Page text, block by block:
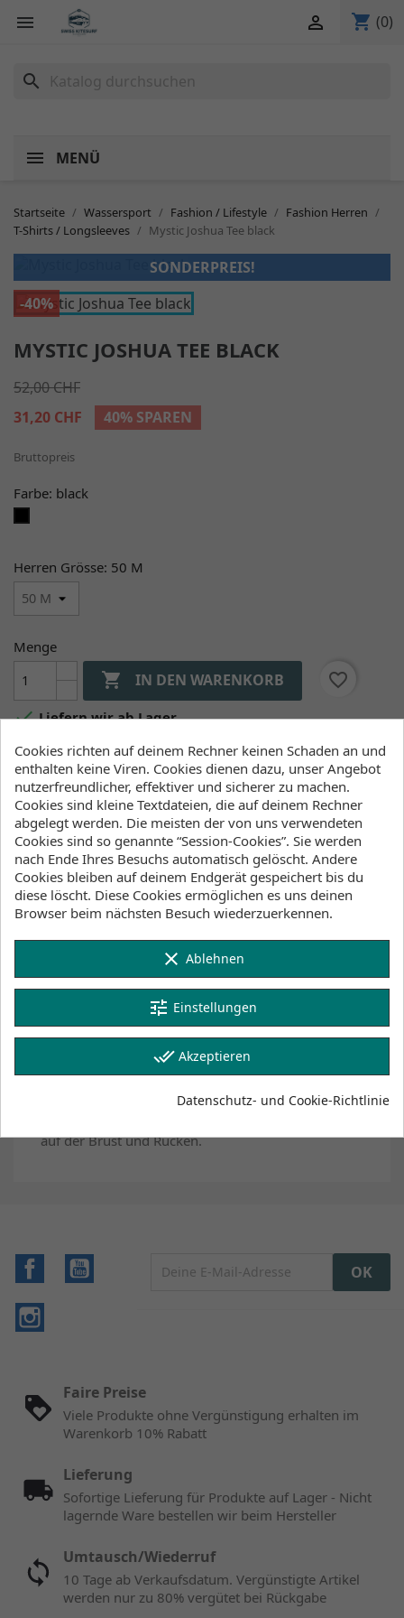
 shopping_cart (0)

search
MENÜ
Startseite Wassersport Fashion / Lifestyle
Fashion Herren
T-Shirts / Longsleeves
Mystic Joshua Tee black
SONDERPREIS!
-40%
MYSTIC JOSHUA TEE BLACK
52,00 CHF
31,20 CHF
40% SPAREN
Bruttopreis
Farbe: black
Herren Grösse: 50 M
Menge
 IN DEN WARENKORB
favorite_border
Liefern wir ab Lager
Verfügbarkeit (Lager, Lieferzeiten)
Lager Wind&Snow
an Lager:
2-4 Werktage
Klicke hier um die Lagerbestände anzuzeigen
Beschreibung
Artikeldetails
Anhänge
Das Joshua Tee aus 100% Bio-Baumwolle ist
auf der Brust und Rücken.
Facebook
Faire Preise
Viele Produkte ohne Vergünstigung erhalten im
Warenkorb 10% Rabatt
Lieferung
Sofortige Lieferung für Produkte auf Lager - Nicht
lagernde Ware bestellen wir beim Hersteller
Umtausch/Wiederruf
10 Tage ab Verkaufsdatum. Vergünstigte Artikel
werden nur zu 80% vergütet bei Rückgabe
Cookies richten auf deinem Rechner keinen Schaden an und
enthalten keine Viren. Cookies dienen dazu, unser Angebot
nutzerfreundlicher, effektiver und sicherer zu machen.
Cookies sind kleine Textdateien, die auf deinem Rechner
abgelegt werden. Die meisten der von uns verwendeten
Cookies sind so genannte “Session-Cookies”. Sie werden
nach Ende Ihres Besuchs automatisch gelöscht. Andere
Cookies bleiben auf deinem Endgerät gespeichert bis du
diese löscht. Diese Cookies ermöglichen es uns deinen
Browser beim nächsten Besuch wiederzuerkennen.
clear Ablehnen
tune Einstellungen
done_all Akzeptieren
Datenschutz- und Cookie-Richtlinie